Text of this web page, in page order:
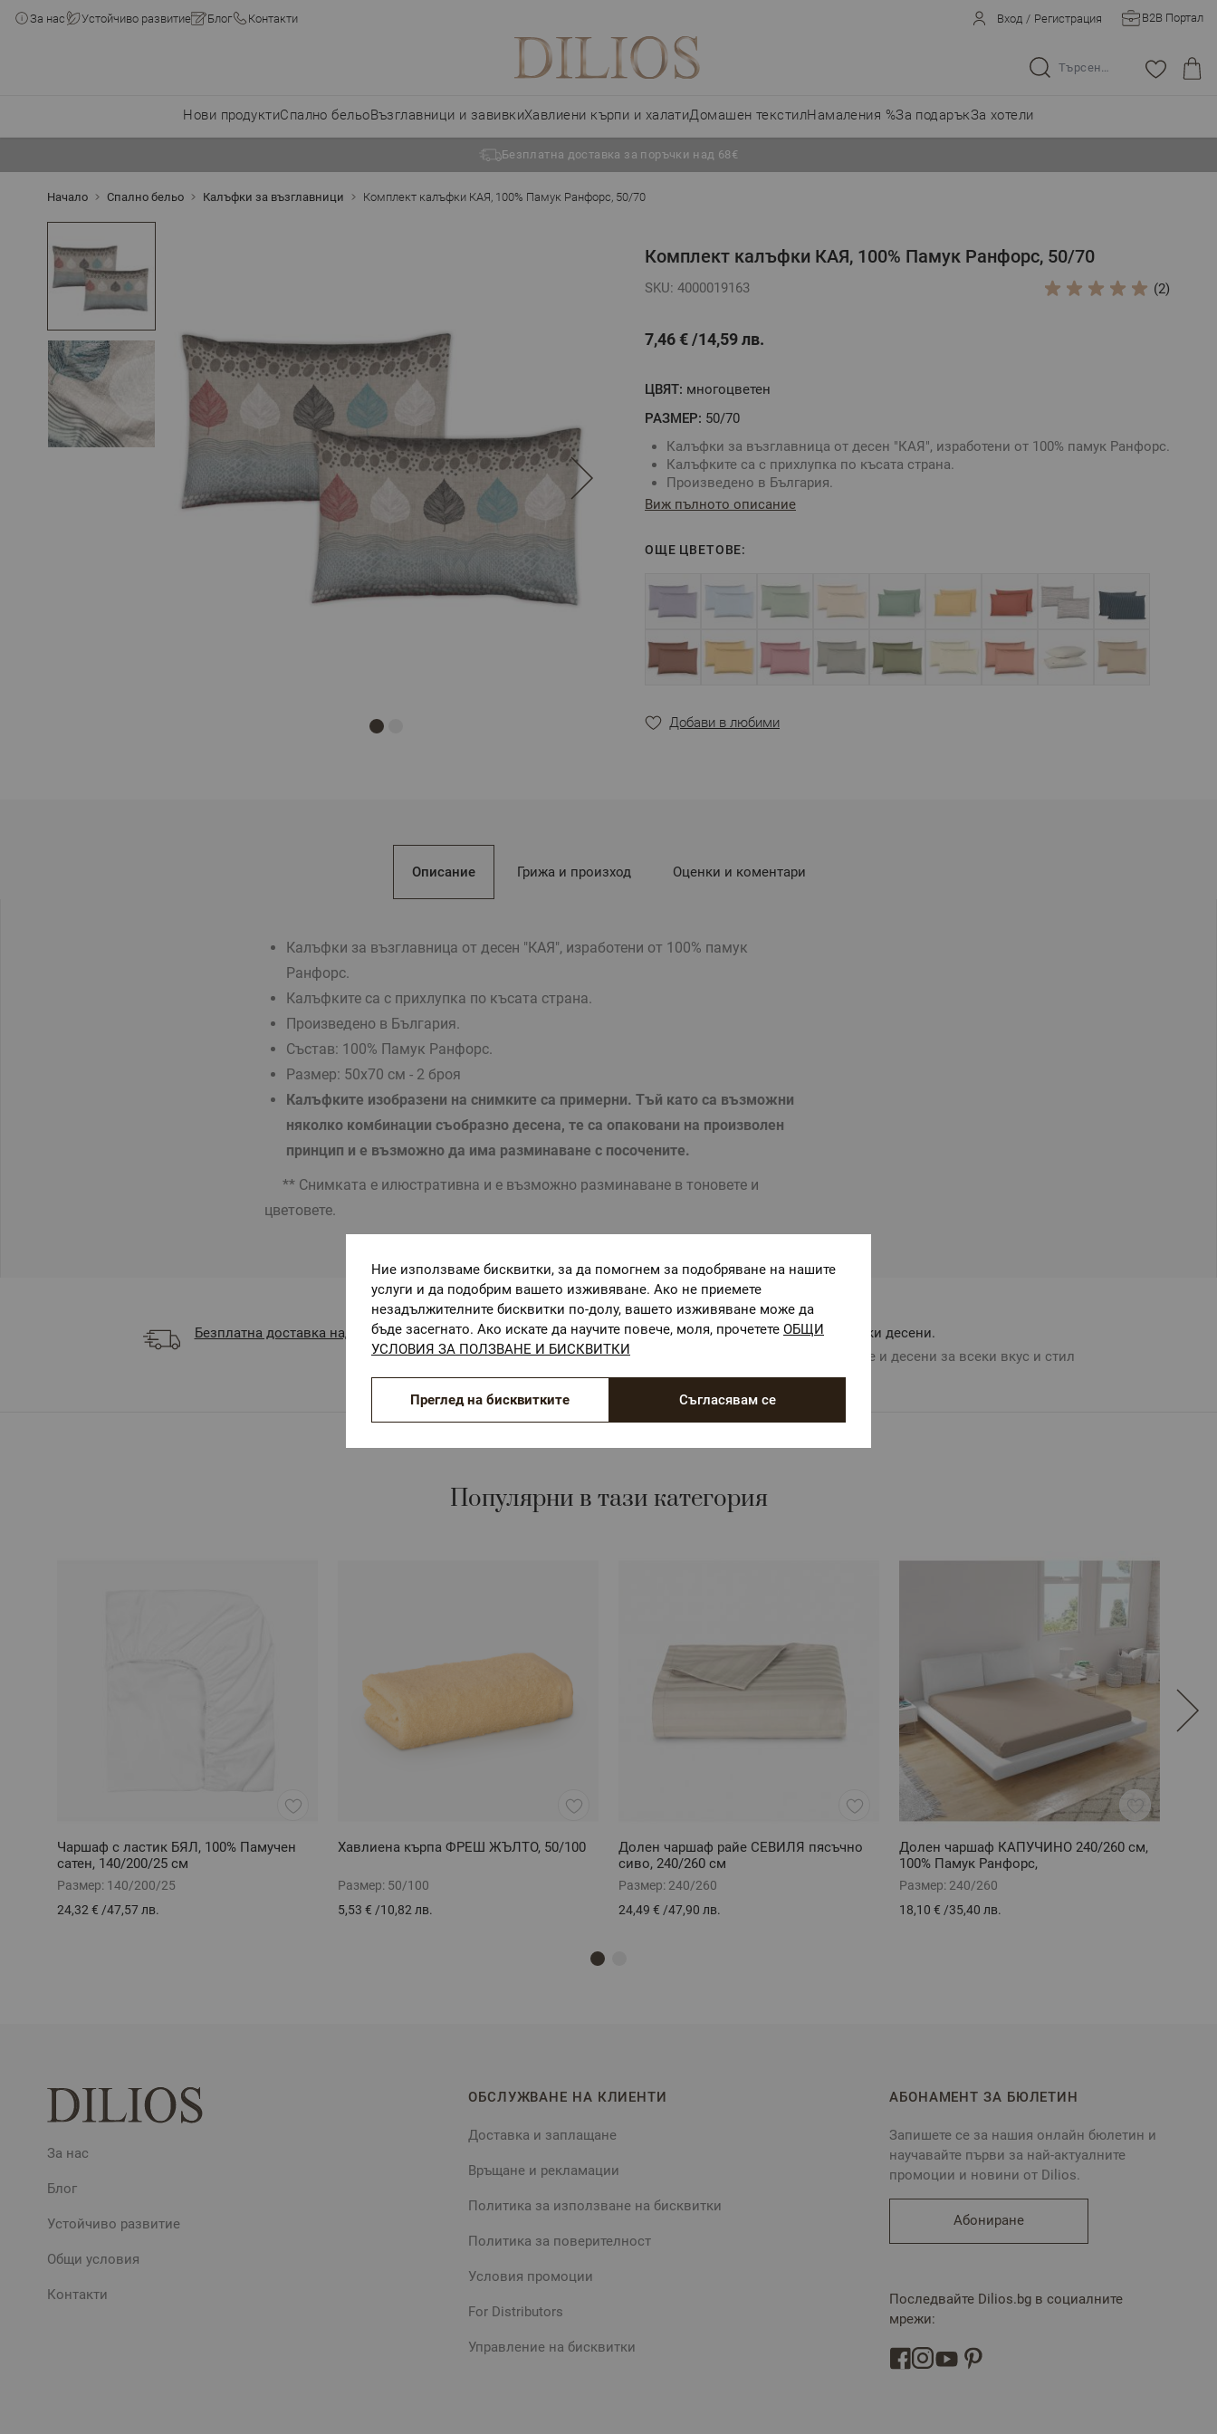
За нас Устойчиво развитие Блог Контакти Вход / Регистрация B2B Портал
Търсене в целия магазин...
Нови продуктиСпално бельоВъзглавници и завивкиХавлиени кърпи и халатиДомашен текстилНамаления %За подаръкЗа хотели
Безплатна доставка за поръчки над 68€
Начало Спално бельо Калъфки за възглавници Комплект калъфки КАЯ, 100% Памук Ранфорс, 50/70
Комплект калъфки КАЯ, 100% Памук Ранфорс, 50/70
SKU: 4000019163 (2)
7,46 € 14,59 лв.
ЦВЯТ: многоцвeтен
РАЗМЕР: 50/70
Калъфки за възглавница от десен "КАЯ", изработени от 100% памук Ранфорс.
Калъфките са с прихлупка по късата страна.
Произведено в България.
Състав: 100% Памук Ранфорс.
няколко комбинации съобразно десена, те са опаковани на произволен
** Снимката е илюстративна и е възможно разминаване в тоновете и
цветовете.
Виж пълното описание
ОЩЕ ЦВЕТОВЕ:
Добави в любими
Описание
Калъфки за възглавница от десен "КАЯ", изработени от 100% памук
Ранфорс.
Калъфките са с прихлупка по късата страна.
Произведено в България.
Състав: 100% Памук Ранфорс.
Размер: 50х70 см - 2 броя
Калъфките изобразени на снимките са примерни. Тъй като са възможни
няколко комбинации съобразно десена, те са опаковани на произволен
принцип и е възможно да има разминаване с посочените.
** Снимката е илюстративна и е възможно разминаване в тоновете и
цветовете.
Грижа и произход Оценки и коментари
Безплатна доставка над 68 €
ОЕКО-ТЕКС СТАНДАРТ 100
Текстилни материали, безопасни за Вашето здраве
Авторски десени.
Цветове и десени за всеки вкус и стил
Популярни в тази категория
Чаршаф с ластик БЯЛ, 100% Памучен
сатен, 140/200/25 см
Размер: 140/200/25
24,32 € /47,57 лв.
Хавлиена кърпа ФРЕШ ЖЪЛТО, 50/100
Размер: 50/100
5,53 € /10,82 лв.
Долен чаршаф райе СЕВИЛЯ пясъчно
сиво, 240/260 см
Размер: 240/260
24,49 € /47,90 лв.
Долен чаршаф КАПУЧИНО 240/260 см,
100% Памук Ранфорс,
Размер: 240/260
18,10 € /35,40 лв.
За нас
Блог
Устойчиво развитие
Общи условия
Контакти
ОБСЛУЖВАНЕ НА КЛИЕНТИ
Доставка и заплащане
Връщане и рекламации
Политика за използване на бисквитки
Политика за поверителност
Условия промоции
For Distributors
Управление на бисквитки
АБОНАМЕНТ ЗА БЮЛЕТИН
Запишете се за нашия онлайн бюлетин и
научавайте първи за най-актуалните
промоции и новини от Dilios.
Абониране
Последвайте Dilios.bg в социалните
мрежи:
Ние използваме бисквитки, за да помогнем за подобряване на нашите
услуги и да подобрим вашето изживяване. Ако не приемете
незадължителните бисквитки по-долу, вашето изживяване може да
бъде засегнато. Ако искате да научите повече, моля, прочетете ОБЩИ
УСЛОВИЯ ЗА ПОЛЗВАНЕ И БИСКВИТКИ
Съгласявам се
Преглед на бисквитките